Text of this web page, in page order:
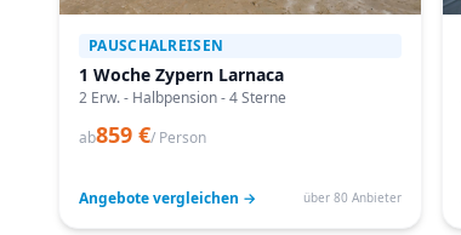
PAUSCHALREISEN
1 Woche Zypern Larnaca
2 Erw. - Halbpension - 4 Sterne
ab859 €/ Person
Angebote vergleichen → über 80 Anbieter